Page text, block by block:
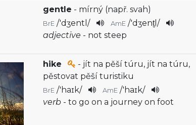
gentle - mírný (např. svah)
BrE /'dʒentl/ AmE /'dʒent̬l/
adjective - not steep
hike
- jít na pěší túru, jít na túru,
pěstovat pěší turistiku
BrE /'haɪk/ AmE /'haɪk/
verb - to go on a journey on foot